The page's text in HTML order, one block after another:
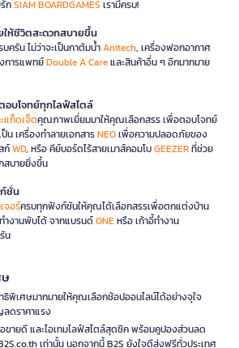
กSIAM BOARDGAMES เรามีครบ!
ให้ชีวิตสะดวกสบายขึ้น
บครัน ไม่ว่าจะเป็นกาต้มน้ำAnitech, เครื่องฟอกอากาศ
การแพทย์Double A Careและสินค้าอื่น ๆ อีกมากมาย
อบโจทย์ทุกไลฟ์สไตล์
แก็ดเจ็ตคุณภาพเยี่ยมมาให้คุณเลือกสรร เพื่อตอบโจทย์
น เครื่องทำลายเอกสารNEOเพื่อความปลอดภัยของ
ก์WD, หรือ คีย์บอร์ดไร้สายเมาส์คอมโบGEEZERที่ช่วย
สบายยิ่งขึ้น
ชั่น
จอร์ครบทุกฟังก์ชันให้คุณได้เลือกสรรเพื่อตกแต่งบ้าน
ทำงานพับได้ จากแบรนด์ONEหรือ เก้าอี้ทำงาน
น
ษ
ธิพิเศษมากมายให้คุณเลือกช้อปออนไลน์ได้อย่างจุใจ
ดราคาแรง
ขายดี และไอเทมไลฟ์สไตล์สุดชิค พร้อมคูปองส่วนลด
เท่านั้น นอกจากนี้ B2S ยังใจดีส่งฟรีทั่วประเทศ